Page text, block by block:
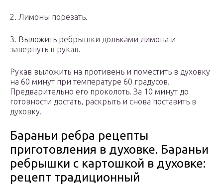
2. Лимоны порезать.
3. Выложить ребрышки дольками лимона и
завернуть в рукав.
Рукав выложить на противень и поместить в духовку
на 60 минут при температуре 60 градусов.
Предварительно его проколоть. За 10 минут до
готовности достать, раскрыть и снова поставить в
духовку.
Бараньи ребра рецепты
приготовления в духовке. Бараньи
ребрышки с картошкой в духовке:
рецепт традиционный